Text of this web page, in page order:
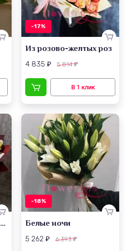
-17%
Из розово-желтых роз
4 835 ₽ 5 814₽
Экстравагантная красота
-18%
Белые ночи
5 262 ₽ 6 393₽